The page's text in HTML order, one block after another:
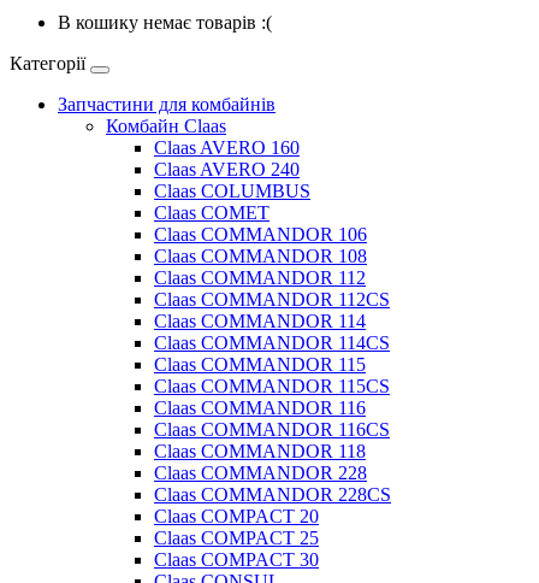
В кошику немає товарів :(
Категорії
Запчастини для комбайнів
Комбайн Claas
Claas AVERO 160
Claas AVERO 240
Claas COLUMBUS
Claas COMET
Claas COMMANDOR 106
Claas COMMANDOR 108
Claas COMMANDOR 112
Claas COMMANDOR 112CS
Claas COMMANDOR 114
Claas COMMANDOR 114CS
Claas COMMANDOR 115
Claas COMMANDOR 115CS
Claas COMMANDOR 116
Claas COMMANDOR 116CS
Claas COMMANDOR 118
Claas COMMANDOR 228
Claas COMMANDOR 228CS
Claas COMPACT 20
Claas COMPACT 25
Claas COMPACT 30